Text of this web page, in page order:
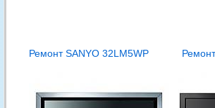
Ремонт SANYO 32LM5WP